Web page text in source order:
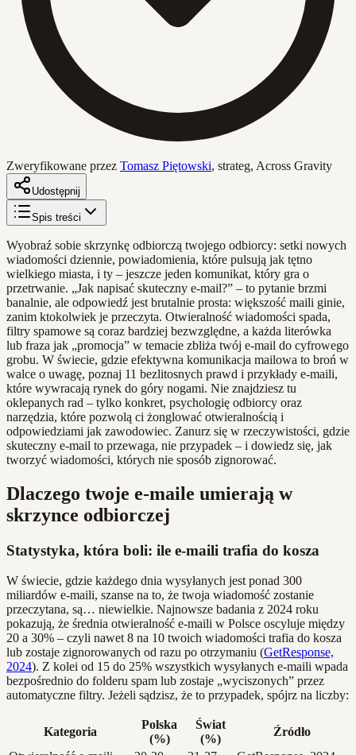
Zweryfikowane przez Tomasz Piętowski, strateg, Across Gravity
Udostępnij
Spis treści
Wyobraź sobie skrzynkę odbiorczą twojego odbiorcy: setki nowych
wiadomości dziennie, powiadomienia, które pulsują jak tętno
wielkiego miasta, i ty – jeszcze jeden komunikat, który gra o
przetrwanie. „Jak napisać skuteczny e-mail?” – to pytanie brzmi
banalnie, ale odpowiedź jest brutalnie prosta: większość maili ginie,
zanim ktokolwiek je przeczyta. Otwieralność wiadomości spada,
filtry spamowe są coraz bardziej bezwzględne, a każda literówka
lub fraza jak „promocja” w temacie zbliża twój e-mail do cyfrowego
grobu. W świecie, gdzie efektywna komunikacja mailowa to broń w
walce o uwagę, poznaj 11 bezlitosnych prawd i przykłady e-maili,
które wywracają rynek do góry nogami. Nie znajdziesz tu
oklepanych rad – tylko konkret, psychologię odbiorcy oraz
narzędzia, które pozwolą ci żonglować otwieralnością i
odpowiedziami jak zawodowiec. Zanurz się w rzeczywistości, gdzie
skuteczny e-mail to przewaga, nie przypadek – i dowiedz się, jak
tworzyć wiadomości, których nie sposób zignorować.
Dlaczego twoje e-maile umierają w
skrzynce odbiorczej
Statystyka, która boli: ile e-maili trafia do kosza
W świecie, gdzie każdego dnia wysyłanych jest ponad 300
miliardów e-maili, szanse na to, że twoja wiadomość zostanie
przeczytana, są… niewielkie. Najnowsze badania z 2024 roku
pokazują, że średnia otwieralność e-maili w Polsce oscyluje między
20 a 30% – czyli nawet 8 na 10 twoich wiadomości trafia do kosza
lub zostaje zignorowanych od razu po otrzymaniu (GetResponse,
2024). Z kolei od 15 do 25% wszystkich wysyłanych e-maili wpada
bezpośrednio do folderu spam lub zostaje „wyciszonych” przez
automatyczne filtry. Jeżeli sądzisz, że to przypadek, spójrz na liczby:
Kategoria
Polska
(%)
Świat
(%)
Źródło